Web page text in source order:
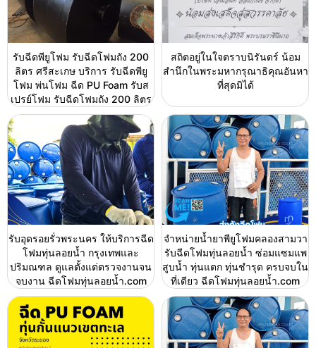
รับฉีดพียูโฟม รับฉีดโฟมถัง 200
ลิตร ศรีสะเกษ บริการ รับฉีดพียู
โฟม พ่นโฟม ฉีด PU Foam รับส
เปรย์โฟม รับฉีดโฟมถัง 200 ลิตร
สถิตอยู่ในใจตราบนิรันดร์ น้อม
สำนึกในพระมหากรุณาธิคุณอันหา
ที่สุดมิได้
รับอุดรอยรั่วพระนคร ให้บริการฉีด
โฟมทุ่นลอยน้ำ กรุงเทพและ
ปริมณฑล ดูแลตั้งแต่ตรวจงานจน
จบงาน ฉีดโฟมทุ่นลอยน้ำ.com
จำหน่ายน้ำยาพียูโฟมคลองสามวา
รับฉีดโฟมทุ่นลอยน้ำ ซ่อมแซมแพ
สูบน้ำ ทุ่นแตก ทุ่นชำรุด ครบจบใน
ที่เดียว ฉีดโฟมทุ่นลอยน้ำ.com